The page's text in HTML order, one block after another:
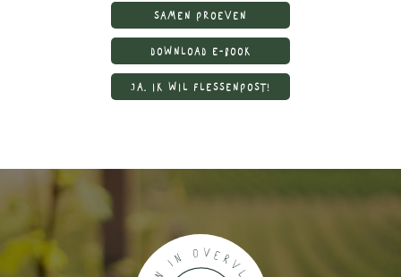
SAMEN PROEVEN
DOWNLOAD E-BOOK
JA, IK WIL FLESSENPOST!